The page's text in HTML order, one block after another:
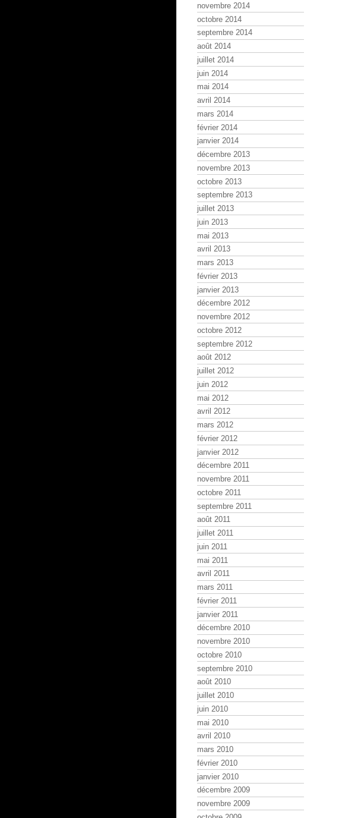
novembre 2014
octobre 2014
septembre 2014
août 2014
juillet 2014
juin 2014
mai 2014
avril 2014
mars 2014
février 2014
janvier 2014
décembre 2013
novembre 2013
octobre 2013
septembre 2013
juillet 2013
juin 2013
mai 2013
avril 2013
mars 2013
février 2013
janvier 2013
décembre 2012
novembre 2012
octobre 2012
septembre 2012
août 2012
juillet 2012
juin 2012
mai 2012
avril 2012
mars 2012
février 2012
janvier 2012
décembre 2011
novembre 2011
octobre 2011
septembre 2011
août 2011
juillet 2011
juin 2011
mai 2011
avril 2011
mars 2011
février 2011
janvier 2011
décembre 2010
novembre 2010
octobre 2010
septembre 2010
août 2010
juillet 2010
juin 2010
mai 2010
avril 2010
mars 2010
février 2010
janvier 2010
décembre 2009
novembre 2009